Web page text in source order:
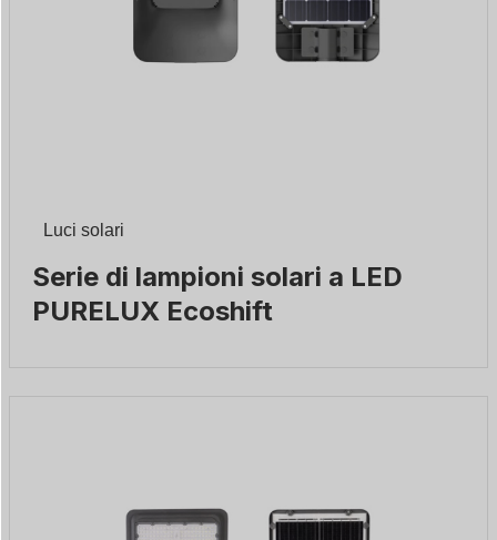
Luci solari
Serie di lampioni solari a LED
PURELUX Ecoshift